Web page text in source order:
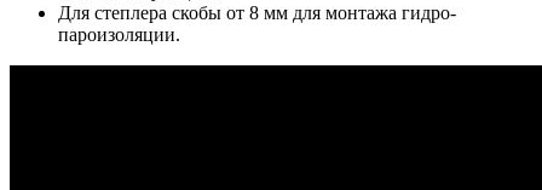
Для степлера скобы от 8 мм для монтажа гидро-
пароизоляции.